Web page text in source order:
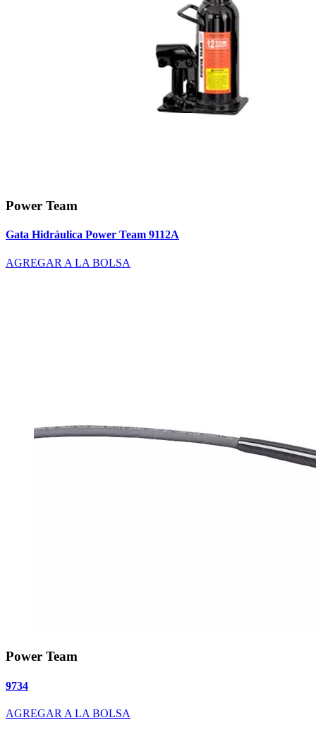
Power Team
Gata Hidráulica Power Team 9112A
AGREGAR A LA BOLSA
Power Team
9734
AGREGAR A LA BOLSA